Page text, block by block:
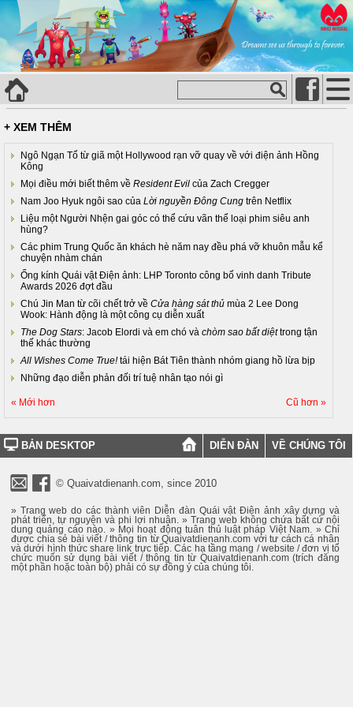
+ XEM THÊM
Ngô Ngạn Tổ từ giã một Hollywood rạn vỡ quay về với điện ảnh Hồng
Kông
Mọi điều mới biết thêm về Resident Evil của Zach Cregger
Nam Joo Hyuk ngôi sao của Lời nguyền Đông Cung trên Netflix
Liệu một Người Nhện gai góc có thể cứu vãn thể loại phim siêu anh
hùng?
Các phim Trung Quốc ăn khách hè năm nay đều phá vỡ khuôn mẫu kể
chuyện nhàm chán
Ống kính Quái vật Điện ảnh: LHP Toronto công bố vinh danh Tribute
Awards 2026 đợt đầu
Chú Jin Man từ cõi chết trở về Cửa hàng sát thủ mùa 2 Lee Dong
Wook: Hành động là một công cụ diễn xuất
The Dog Stars: Jacob Elordi và em chó và chòm sao bất diệttrong tận
thế khác thường
All Wishes Come True!tái hiện Bát Tiên thành nhóm giang hồ lừa bịp
Những đạo diễn phản đối trí tuệ nhân tạo nói gì
« Mới hơn Cũ hơn »
BẢN DESKTOP DIỄN ĐÀN VỀ CHÚNG TÔI
© Quaivatdienanh.com, since 2010
» Trang web do các thành viên Diễn đàn Quái vật Điện ảnh xây dựng và
phát triển, tự nguyện và phi lợi nhuận. » Trang web không chứa bất cứ nội
dung quảng cáo nào. » Mọi hoạt động tuân thủ luật pháp Việt Nam. » Chỉ
được chia sẻ bài viết / thông tin từ Quaivatdienanh.com với tư cách cá nhân
và dưới hình thức share link trực tiếp. Các hạ tầng mạng / website / đơn vị tổ
chức muốn sử dụng bài viết / thông tin từ Quaivatdienanh.com (trích đăng
một phần hoặc toàn bộ) phải có sự đồng ý của chúng tôi.